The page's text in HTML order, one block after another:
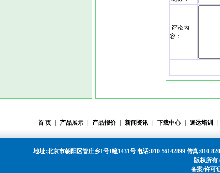
评论内
容：
首 页 产品展示 产品报价 新闻资讯 下载中心 速达培训
地址:北京市朝阳区管庄乡1号1幢1431号 电话:010-56142899 传真:010-
版权所有
备案/许可